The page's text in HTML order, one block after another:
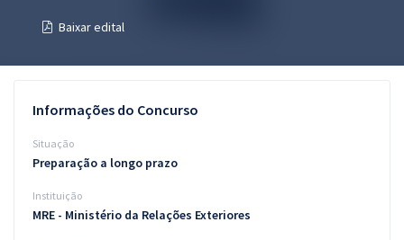
Questões grátis
Conteúdo gratuito
Aprovados
Baixar edital
Informações do Concurso
Situação
Preparação a longo prazo
Instituição
MRE - Ministério da Relações Exteriores